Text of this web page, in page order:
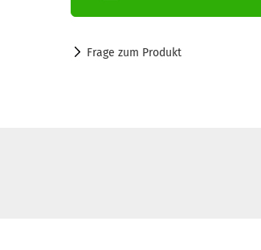
Frage zum Produkt